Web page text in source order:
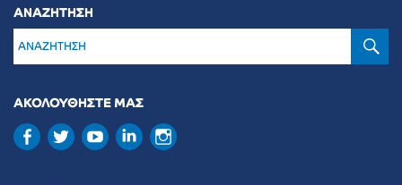
ΑΝΑΖΗΤΗΣΗ
ΑΚΟΛΟΥΘΗΣΤΕ ΜΑΣ